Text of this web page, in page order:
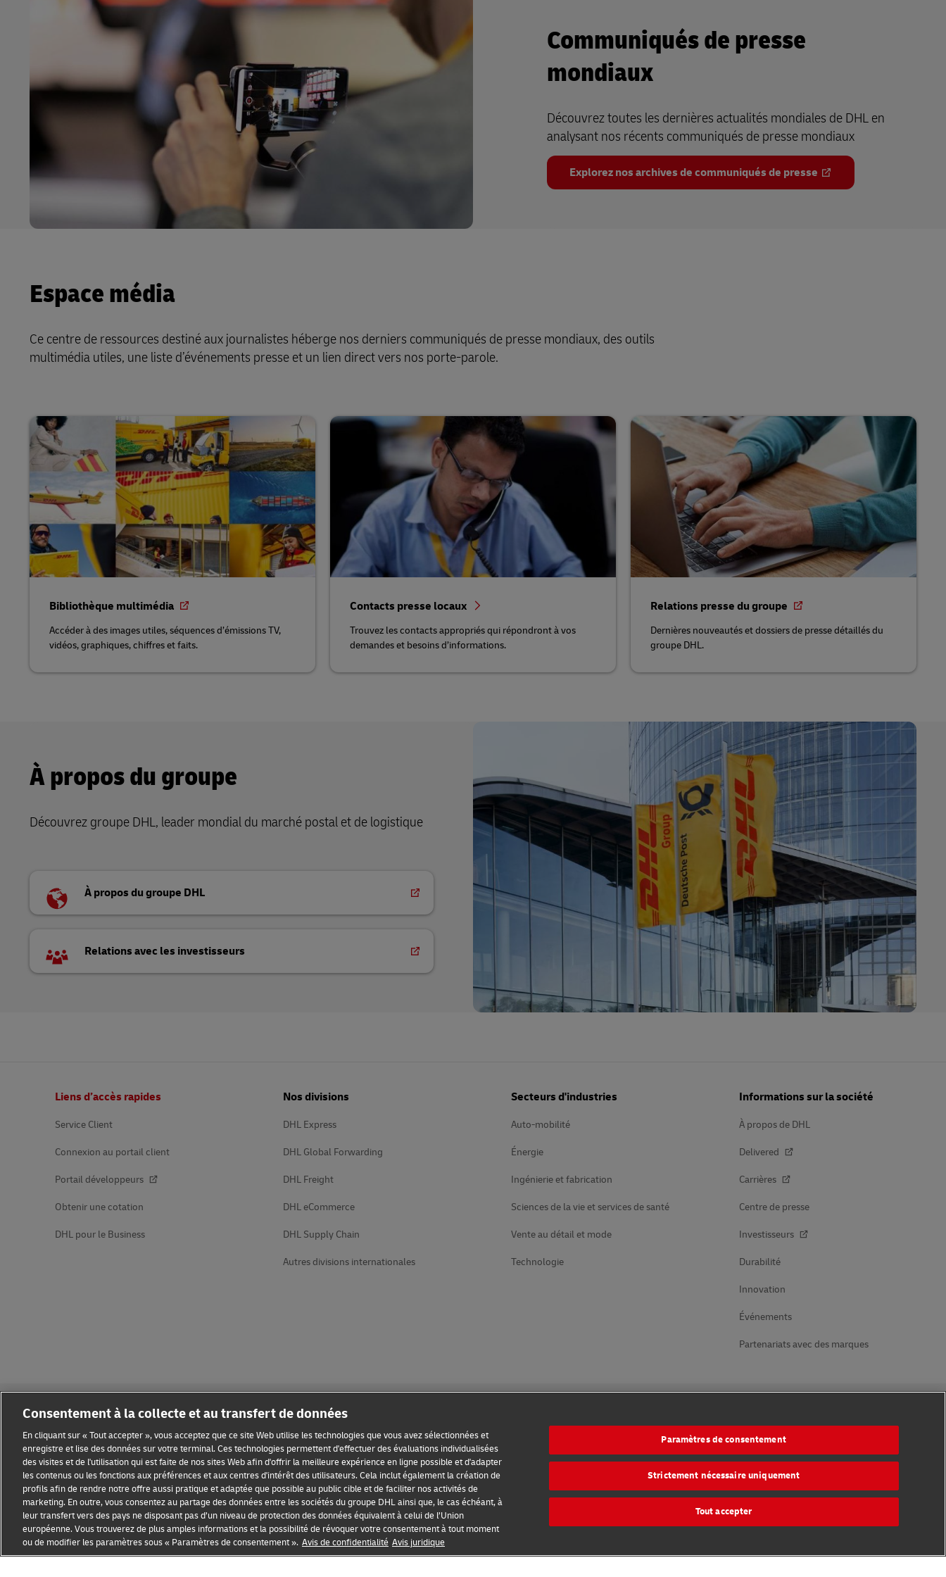
Communiqués de presse
mondiaux
Découvrez toutes les dernières actualités mondiales de DHL en
analysant nos récents communiqués de presse mondiaux
Explorez nos archives de communiqués de presse
Espace média
Ce centre de ressources destiné aux journalistes héberge nos derniers communiqués de presse mondiaux, des outils
multimédia utiles, une liste d’événements presse et un lien direct vers nos porte-parole.
Bibliothèque multimédia
Accéder à des images utiles, séquences d’émissions TV,
vidéos, graphiques, chiffres et faits.
Contacts presse locaux
Trouvez les contacts appropriés qui répondront à vos
demandes et besoins d’informations.
Relations presse du groupe
Dernières nouveautés et dossiers de presse détaillés du
groupe DHL.
À propos du groupe
Découvrez groupe DHL, leader mondial du marché postal et de logistique
À propos du groupe DHL
Relations avec les investisseurs
Liens d’accès rapides
Service Client
Connexion au portail client
Portail développeurs
Obtenir une cotation
DHL pour le Business
Nos divisions
DHL Express
DHL Global Forwarding
DHL Freight
DHL eCommerce
DHL Supply Chain
Autres divisions internationales
Secteurs d'industries
Auto-mobilité
Énergie
Ingénierie et fabrication
Sciences de la vie et services de santé
Vente au détail et mode
Technologie
Informations sur la société
À propos de DHL
Delivered
Carrières
Centre de presse
Investisseurs
Durabilité
Innovation
Événements
Partenariats avec des marques
Sensibilisation à la fraude Mention légale Conditions d’utilisation Confidentialité Accessibilité Informations complémentaires
Paramètres des cookies
2026 © - all rights reserved
Consentement à la collecte et au transfert de données
En cliquant sur « Tout accepter », vous acceptez que ce site Web utilise les technologies que vous avez sélectionnées et
enregistre et lise des données sur votre terminal. Ces technologies permettent d'effectuer des évaluations individualisées
des visites et de l'utilisation qui est faite de nos sites Web afin d'offrir la meilleure expérience en ligne possible et d'adapter
les contenus ou les fonctions aux préférences et aux centres d'intérêt des utilisateurs. Cela inclut également la création de
profils afin de rendre notre offre aussi pratique et adaptée que possible au public cible et de faciliter nos activités de
marketing. En outre, vous consentez au partage des données entre les sociétés du groupe DHL ainsi que, le cas échéant, à
leur transfert vers des pays ne disposant pas d’un niveau de protection des données équivalent à celui de l’Union
européenne. Vous trouverez de plus amples informations et la possibilité de révoquer votre consentement à tout moment
ou de modifier les paramètres sous « Paramètres de consentement ». Avis de confidentialité Avis juridique
Paramètres de consentement
Strictement nécessaire uniquement
Tout accepter